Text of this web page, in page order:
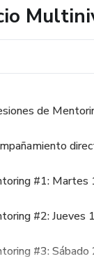
de
#1: Martes
#2: Jueves
#3: